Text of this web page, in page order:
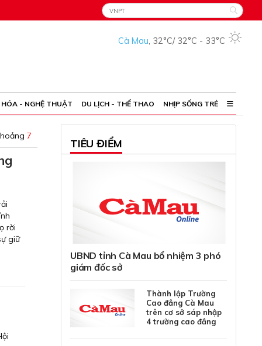
Cà Mau, 32°C/ 32°C - 33°C
- NGHỆ THUẬT DU LỊCH - THỂ THAO NHỊP SỐNG TRẺ
7
rời
giữ
TIÊU ĐIỂM
UBND tỉnh Cà Mau bổ nhiệm 3 phó
giám đốc sở
Thành lập Trường
Cao đẳng Cà Mau
trên cơ sở sáp nhập
4 trường cao đẳng